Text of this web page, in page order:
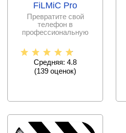
FiLMiC Pro
Превратите свой
телефон в
профессиональную
ролики прекрасного
Средняя: 4.8
(139 оценок)